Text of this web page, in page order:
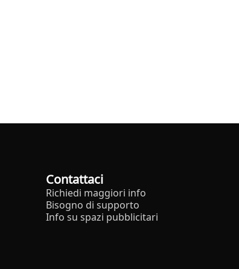
Contattaci
Richiedi maggiori info
Bisogno di supporto
Info su spazi pubblicitari